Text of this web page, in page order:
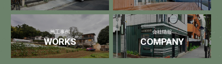
施工事例
WORKS
会社情報
COMPANY